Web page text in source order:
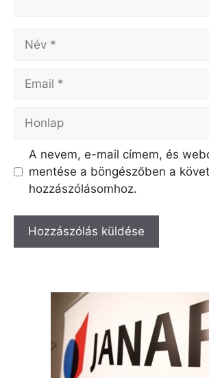
Név
Email
Honlap
A nevem, e-mail címem, és
mentése a böngészőben a
hozzászólásomhoz.